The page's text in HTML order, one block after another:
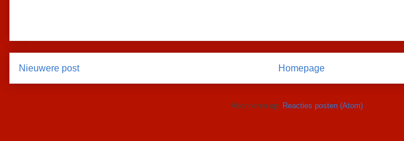
Nieuwere post Homepage
Abonneren op: Reacties posten (Atom)